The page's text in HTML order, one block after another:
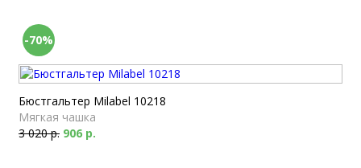
-70%
Бюстгальтер Milabel 10218
Мягкая чашка
3 020 р. 906 р.